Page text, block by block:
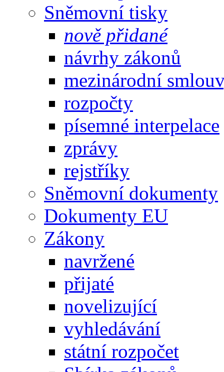
Sněmovní tisky
nově přidané
návrhy zákonů
mezinárodní
rozpočty
písemné interpelace
zprávy
rejstříky
Sněmovní dokumenty
Dokumenty EU
Zákony
navržené
přijaté
novelizující
vyhledávání
státní rozpočet